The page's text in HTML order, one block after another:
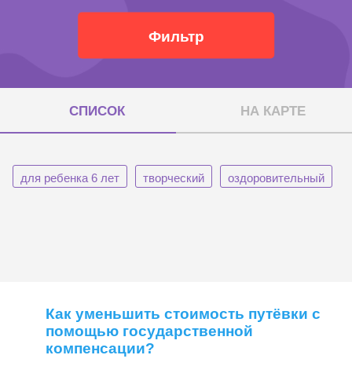
Фильтр
СПИСОК НА КАРТЕ
для ребенка 6 лет творческий оздоровительный
Как уменьшить стоимость путёвки с
помощью государственной
компенсации?